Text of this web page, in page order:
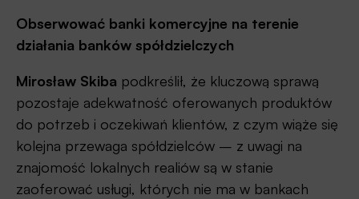
Obserwować banki komercyjne na terenie
działania banków spółdzielczych
Mirosław Skiba podkreślił, że kluczową sprawą
pozostaje adekwatność oferowanych produktów
do potrzeb i oczekiwań klientów, z czym wiąże się
kolejna przewaga spółdzielców – z uwagi na
znajomość lokalnych realiów są w stanie
zaoferować usługi, których nie ma w bankach